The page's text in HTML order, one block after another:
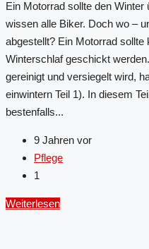
Ein Motorrad sollte den
wissen alle Biker. Doch wo –
abgestellt? Ein Motorrad sollte
Winterschlaf geschickt
gereinigt und versiegelt wird,
einwintern Teil 1). In diesem
bestenfalls...
9 Jahren vor
Pflege
1
Weiterlesen